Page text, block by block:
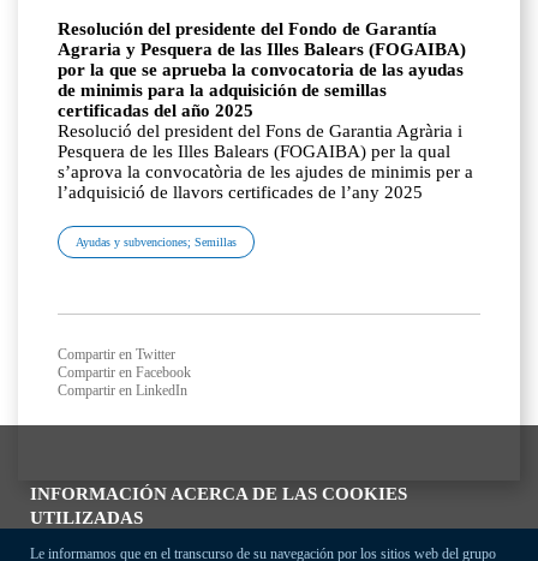
INFORMACIÓN ACERCA DE LAS COOKIES
UTILIZADAS
Le informamos que en el transcurso de su navegación por los sitios web del grupo
Resolución del presidente del Fondo de Garantía
Agraria y Pesquera de las Illes Balears (FOGAIBA)
por la que se aprueba la convocatoria de las ayudas
de minimis para la adquisición de semillas
certificadas del año 2025
Resolució del president del Fons de Garantia Agrària i
Pesquera de les Illes Balears (FOGAIBA) per la qual
s’aprova la convocatòria de les ajudes de minimis per a
l’adquisició de llavors certificades de l’any 2025
Ayudas y subvenciones; Semillas
Compartir en Twitter
Compartir en Facebook
Compartir en LinkedIn